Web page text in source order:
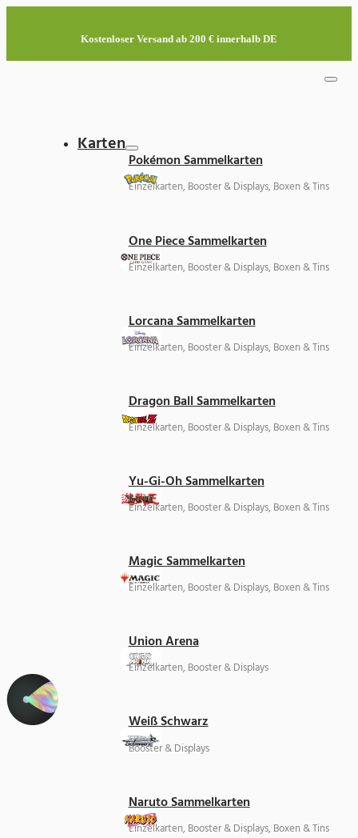
Kostenloser Versand ab 200 € innerhalb DE
Karten
Pokémon Sammelkarten
Einzelkarten, Booster & Displays, Boxen & Tins
One Piece Sammelkarten
Einzelkarten, Booster & Displays, Boxen & Tins
Lorcana Sammelkarten
Einzelkarten, Booster & Displays, Boxen & Tins
Dragon Ball Sammelkarten
Einzelkarten, Booster & Displays, Boxen & Tins
Yu-Gi-Oh Sammelkarten
Einzelkarten, Booster & Displays, Boxen & Tins
Magic Sammelkarten
Einzelkarten, Booster & Displays, Boxen & Tins
Union Arena
Einzelkarten, Booster & Displays
Weiß Schwarz
Booster & Displays
Naruto Sammelkarten
Einzelkarten, Booster & Displays, Boxen & Tins